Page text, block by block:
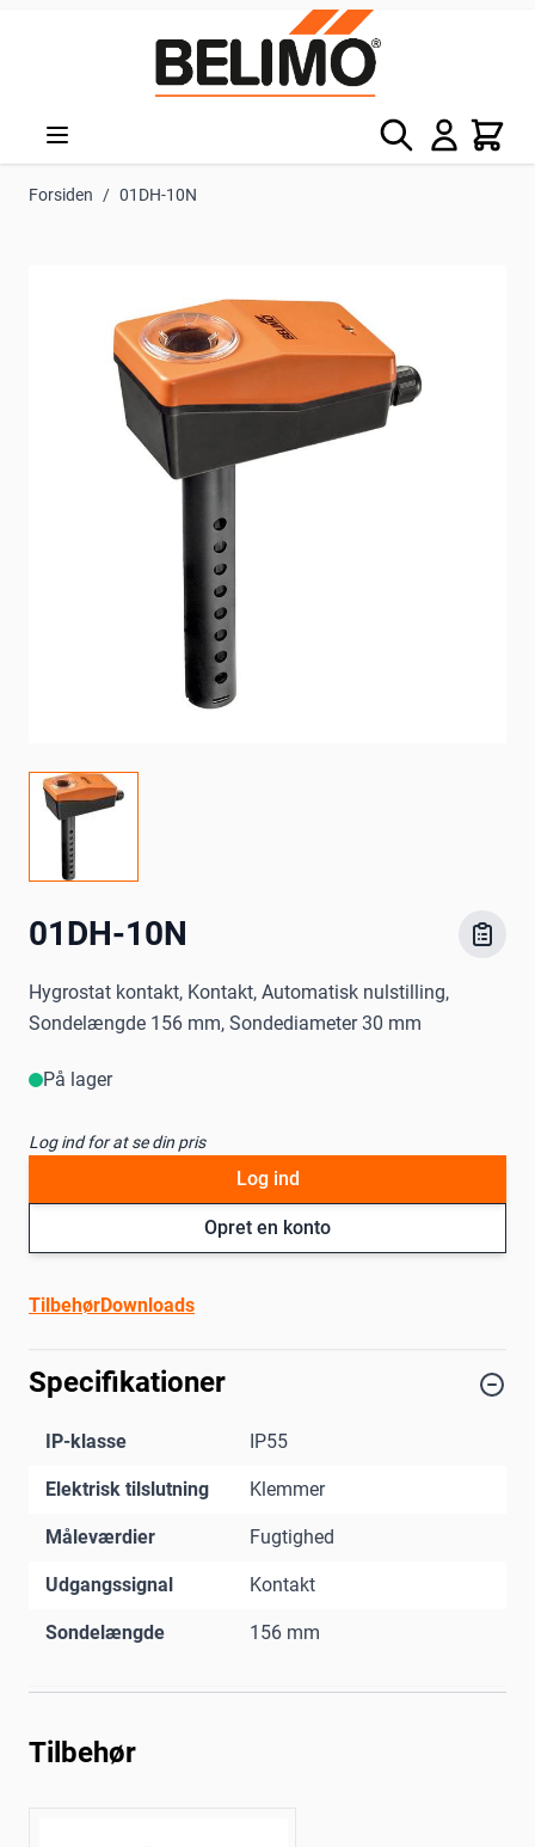
Søg Kurv
Forsiden / 01DH-10N
01DH-10N
Hygrostat kontakt, Kontakt, Automatisk nulstilling,
Sondelængde 156 mm, Sondediameter 30 mm
På lager
Log ind for at se din pris
Opret en konto
Log ind
TilbehørDownloads
Specifikationer
IP-klasse IP55
Elektrisk tilslutning Klemmer
Måleværdier Fugtighed
Udgangssignal Kontakt
Sondelængde 156 mm
Tilbehør